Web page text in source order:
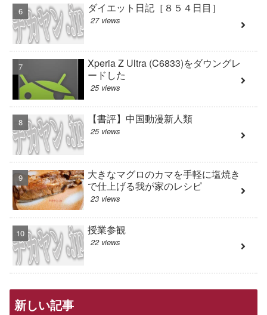
ダイエット日記［８５４日目］
27 views
Xperia Z Ultra (C6833)をダウングレ
ードした
25 views
【書評】中国動漫新人類
25 views
大きなマグロのカマを手軽に塩焼き
で仕上げる我が家のレシピ
23 views
授業参観
22 views
新しい記事